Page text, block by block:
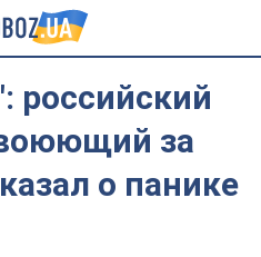
российский
за
о панике